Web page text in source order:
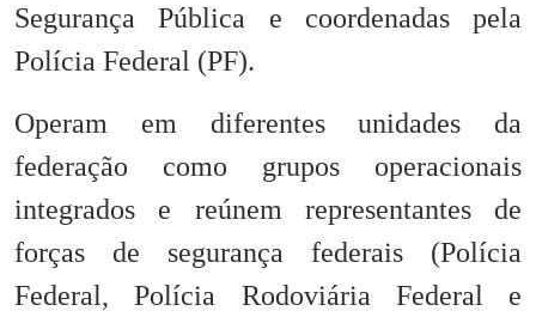
Segurança Pública e coordenadas pela
Polícia Federal (PF).
Operam em diferentes unidades da
federação como grupos operacionais
integrados e reúnem representantes de
forças de segurança federais (Polícia
Federal, Polícia Rodoviária Federal e